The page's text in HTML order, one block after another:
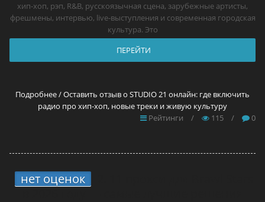
хип-хоп, рэп, R&B, русскоязычная сцена, зарубежные артисты,
фрешмены, интервью, live-выступления и современная городская
культура. Это
ПЕРЕЙТИ
Подробнее / Оставить отзыв о STUDIO 21 онлайн: где включить
радио про хип-хоп, новые треки и живую культуру
Рейтинги
/ 115 / 0
нет оценок